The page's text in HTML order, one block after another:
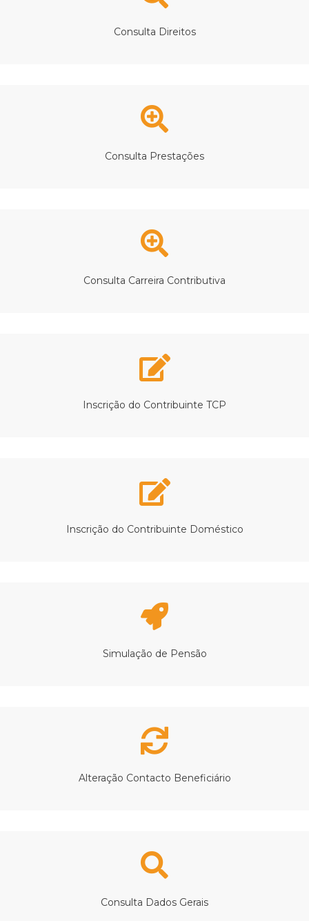
Consulta Direitos
Consulta Prestações
Consulta Carreira Contributiva
Inscrição do Contribuinte TCP
Inscrição do Contribuinte Doméstico
Simulação de Pensão
Alteração Contacto Beneficiário
Consulta Dados Gerais